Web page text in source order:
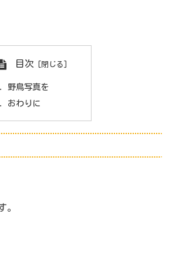
目次
野鳥写真を
おわりに
。